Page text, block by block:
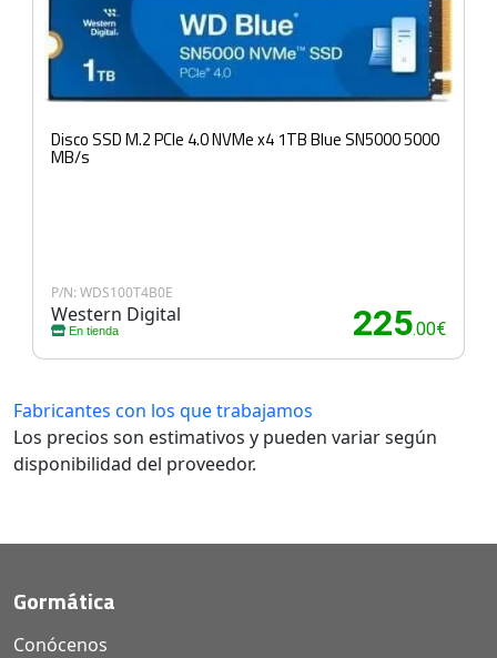
Disco SSD M.2 PCIe 4.0 NVMe x4 1TB Blue SN5000 5000
MB/s
P/N: WDS100T4B0E
Western Digital
En tienda 225.00€
Fabricantes con los que trabajamos
Los precios son estimativos y pueden variar según
disponibilidad del proveedor.
Gormática
Conócenos